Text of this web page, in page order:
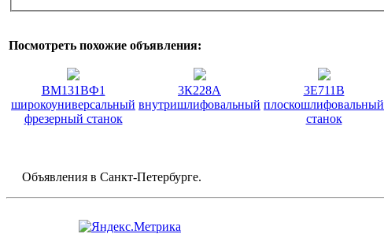
Посмотреть похожие объявления:
ВМ131ВФ1
широкоуниверсальный
фрезерный станок
3К228А
внутришлифовальный
3Е711В
плоскошлифовальный
станок
Объявления в Санкт-Петербурге.